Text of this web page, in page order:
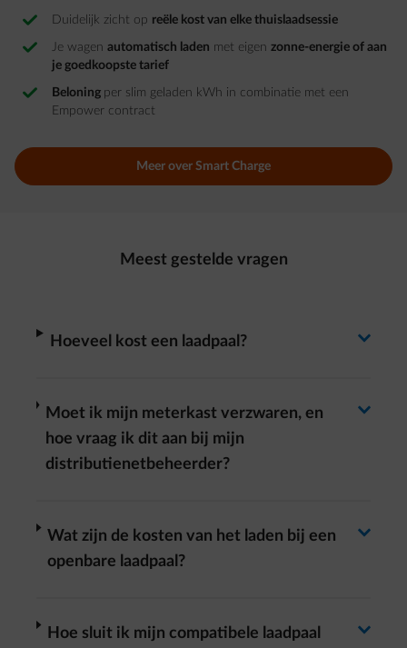
Duidelijk zicht op reële kost van elke thuislaadsessie​
Je wagen automatisch laden met eigen zonne-energie of aan
je goedkoopste tarief
Beloning per slim geladen kWh in combinatie met een
Empower contract
Meer over Smart Charge
Meest gestelde vragen
Hoeveel kost een laadpaal? Antwoord wisselen
arrow-right
Moet ik mijn meterkast verzwaren, en
hoe vraag ik dit aan bij mijn
distributienetbeheerder?
arrow-right
Wat zijn de kosten van het laden bij een
openbare laadpaal?
arrow-right
Hoe sluit ik mijn compatibele laadpaal arrow-right